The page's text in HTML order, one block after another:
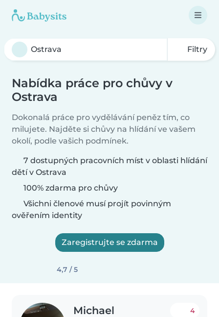
Filtry
Nabídka práce pro chůvy v
Ostrava
Dokonalá práce pro vydělávání peněz tím, co
milujete. Najděte si chůvy na hlídání ve vašem
okolí, podle vašich podmínek.
7 dostupných pracovních míst v oblasti hlídání
dětí v Ostrava
100% zdarma pro chůvy
Všichni členové musí projít povinným
ověřením identity
Zaregistrujte se zdarma
4,7 / 5
Michael 4